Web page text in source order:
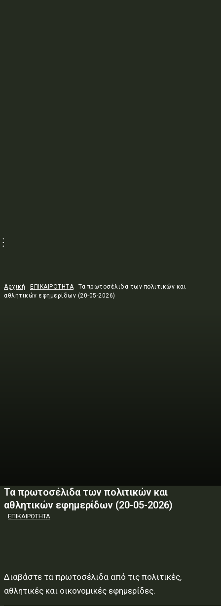
Αρχική ΕΠΙΚΑΙΡΟΤΗΤΑ
Τα πρωτοσέλιδα των πολιτικών και
αθλητικών εφημερίδων (20-05-2026)
Τα πρωτοσέλιδα των πολιτικών και
αθλητικών εφημερίδων (20-05-2026)
ΕΠΙΚΑΙΡΟΤΗΤΑ
Διαβάστε τα πρωτοσέλιδα από τις πολιτικές,
αθλητικές και οικονομικές εφημερίδες.